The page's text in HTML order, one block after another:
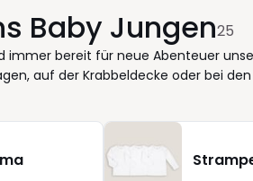
Baby Jungen25
immer bereit für neue Abenteuer
auf der Krabbeldecke oder bei
bewegen kann. Vom soften
muss. Kombinieren Sie
Sie suchen ein praktisches Set
macht und dabei hilft, Kleidung